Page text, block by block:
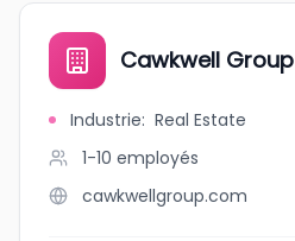
Cawkwell Group
Industrie: Real Estate
1-10 employés
cawkwellgroup.com